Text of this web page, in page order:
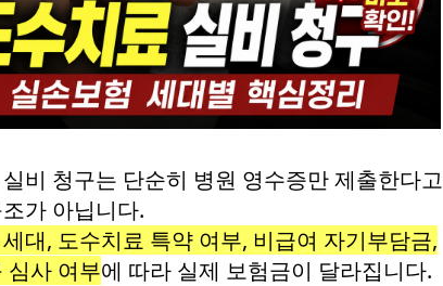
비 청구는 단순히 병원 영수증만 제출한다고
가 아닙니다.
대, 도수치료 특약 여부, 비급여 자기부담금,
심사 여부에 따라 실제 보험금이 달라집니다.